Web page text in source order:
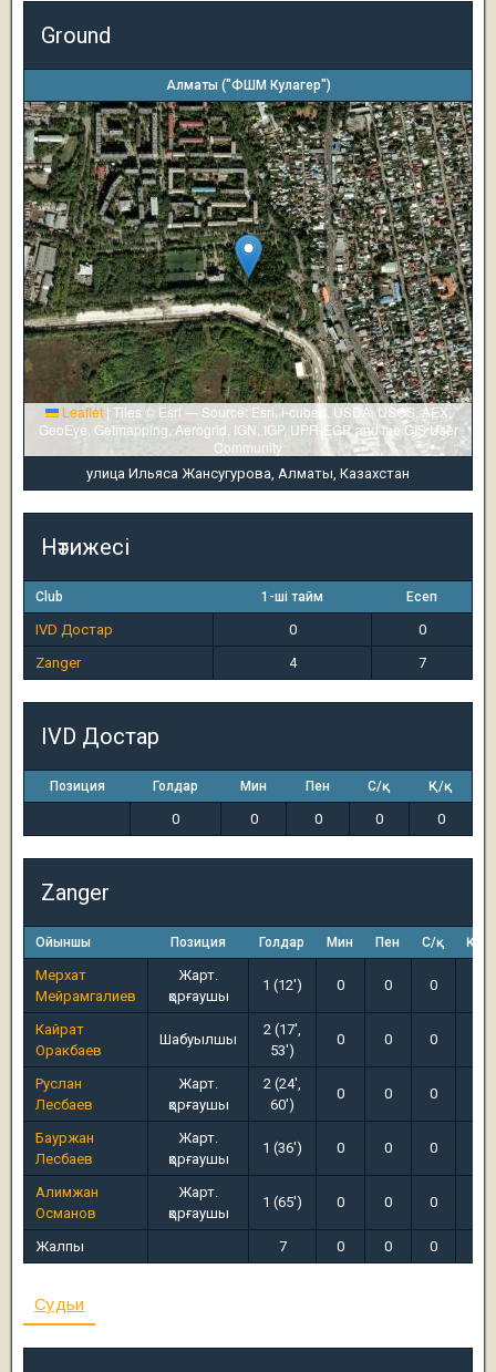
Ground
Алматы ("ФШМ Кулагер")
Leaflet | Tiles © Esri — Source: Esri, i-cubed, USDA, USGS, AEX,
GeoEye, Getmapping, Aerogrid, IGN, IGP, UPR-EGP, and the GIS User
Community
улица Ильяса Жансугурова, Алматы, Казахстан
Нәтижесі
Club 1-ші тайм Есеп
IVD Достар 0
0
Zanger
4 7
IVD Достар
Позиция Голдар Мин Пен С/қ Қ/қ
0 0 0 0 0
Zanger
Ойыншы Позиция Голдар Мин Пен С/қ Қ/қ
Мерхат
Мейрамгалиев
Жарт.
қорғаушы
1 (12') 0 0 0
Кайрат
Оракбаев
Шабуылшы
2 (17',
53')
0 0 0
Руслан
Лесбаев
Жарт.
қорғаушы
2 (24',
60')
0 0 0
Бауржан
Лесбаев
Жарт.
қорғаушы
1 (36') 0 0 0
Алимжан
Османов
Жарт.
қорғаушы
1 (65') 0 0 0
Жалпы 7 0 0 0
Судьи